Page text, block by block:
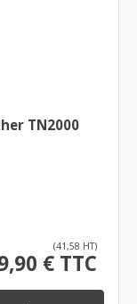
TN2000
(41,58 HT)
€ TTC